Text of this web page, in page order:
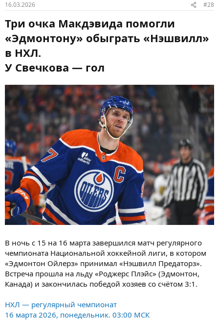
16.03.2026 #28
Три очка Макдэвида помогли
«Эдмонтону» обыграть «Нэшвилл»
в НХЛ.
У Свечкова — гол
В ночь с 15 на 16 марта завершился матч регулярного
чемпионата Национальной хоккейной лиги, в котором
«Эдмонтон Ойлерз» принимал «Нэшвилл Предаторз».
Встреча прошла на льду «Роджерс Плэйс» (Эдмонтон,
Канада) и закончилась победой хозяев со счётом 3:1.
НХЛ — регулярный чемпионат
16 марта 2026, понедельник. 03:00 МСК